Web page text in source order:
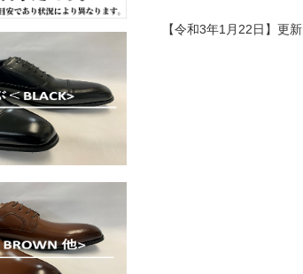
【令和3年1月22日】更新